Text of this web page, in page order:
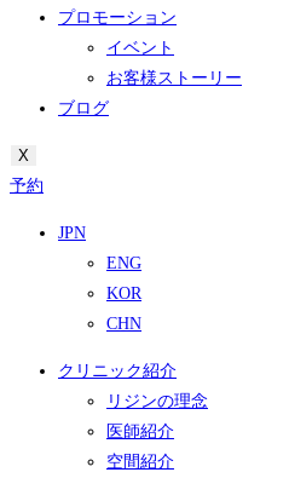
プロモーション
イベント
お客様ストーリー
ブログ
X
予約
JPN
ENG
KOR
CHN
クリニック紹介
リジンの理念
医師紹介
空間紹介